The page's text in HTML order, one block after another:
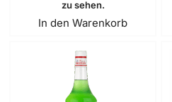
zu sehen.
In den Warenkorb